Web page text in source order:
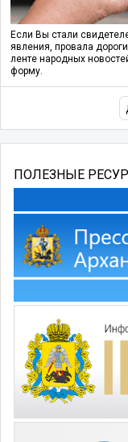
Если Вы стали
явления, провала
ленте народных
форму.
ПОЛЕЗНЫЕ